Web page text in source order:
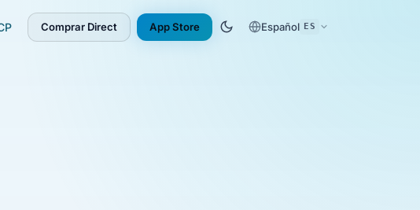
Comprar Direct App Store
(opens in new tab)
Español ES